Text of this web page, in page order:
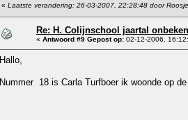
« Laatste verandering: 26-03-2007, 22:28:48 door Roosje
Re: H. Colijnschool jaartal
« Antwoord #9 Gepost op: 02-12-2006,
Hallo,
Nummer 18 is Carla Turfboer ik woonde op